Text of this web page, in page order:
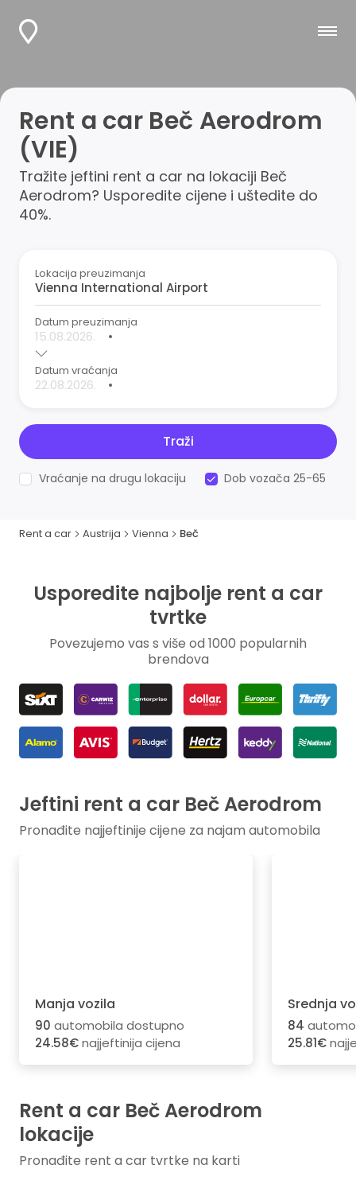
Rent a car Beč Aerodrom
(VIE)
Tražite jeftini rent a car na lokaciji Beč
Aerodrom? Usporedite cijene i uštedite do
40%.
Lokacija preuzimanja
Datum preuzimanja
•
Datum vraćanja
•
Traži
Vraćanje na drugu lokaciju Dob vozača 25-65
Rent a car Austrija Vienna Beč
Usporedite najbolje rent a car
tvrtke
Povezujemo vas s više od 1000 popularnih
brendova
Jeftini rent a car Beč Aerodrom
Pronađite najjeftinije cijene za najam automobila
Manja vozila
90 automobila dostupno
24.58€najjeftinija cijena
Srednja
84
25.81€
Rent a car Beč Aerodrom
lokacije
Pronađite rent a car tvrtke na karti